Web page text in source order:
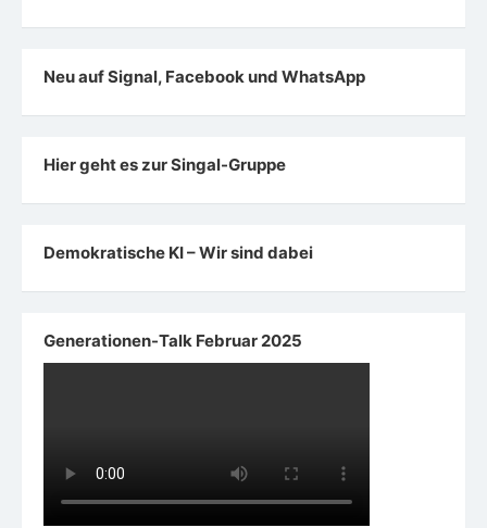
Neu auf Signal, Facebook und WhatsApp
Hier geht es zur Singal-Gruppe
Demokratische KI – Wir sind dabei
Generationen-Talk Februar 2025